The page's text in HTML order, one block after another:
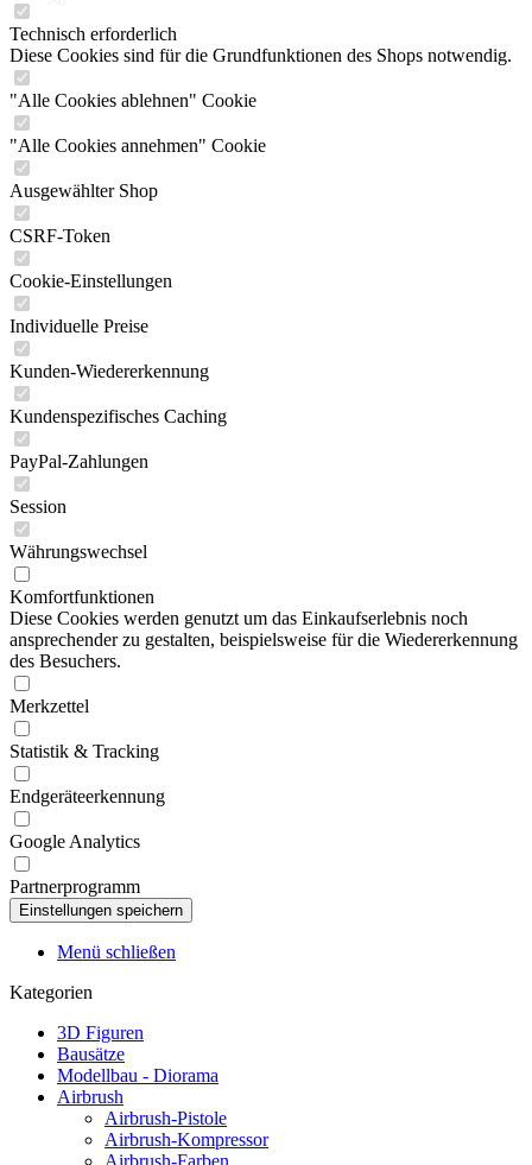
Technisch erforderlich
Diese Cookies sind für die Grundfunktionen des Shops notwendig.
"Alle Cookies ablehnen" Cookie
"Alle Cookies annehmen" Cookie
Ausgewählter Shop
CSRF-Token
Cookie-Einstellungen
Individuelle Preise
Kunden-Wiedererkennung
Kundenspezifisches Caching
PayPal-Zahlungen
Session
Währungswechsel
Komfortfunktionen
Diese Cookies werden genutzt um das Einkaufserlebnis noch
ansprechender zu gestalten, beispielsweise für die Wiedererkennung
des Besuchers.
Merkzettel
Statistik & Tracking
Endgeräteerkennung
Google Analytics
Partnerprogramm
Menü schließen
Kategorien
3D Figuren
Bausätze
Modellbau - Diorama
Airbrush
Airbrush-Pistole
Airbrush-Kompressor
Airbrush-Farben